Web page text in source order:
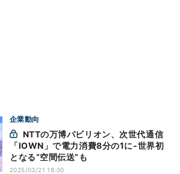
企業動向
「IOWN」で電力消費8分の1に‐世界初
となる“空間伝送”も
2025/03/21 18:00